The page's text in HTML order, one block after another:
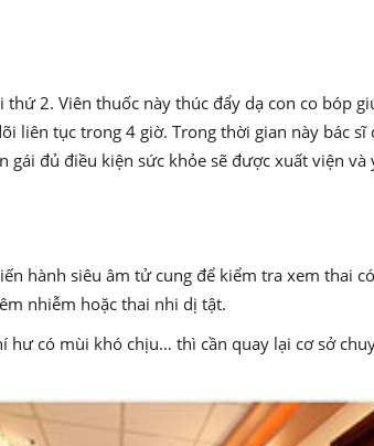
2. Viên thuốc này thúc đẩy dạ con co bóp
liên tục trong 4 giờ. Trong thời gian này bác
đủ điều kiện sức khỏe sẽ được xuất viện và
hành siêu âm tử cung để kiểm tra xem thai
nhiễm hoặc thai nhi dị tật.
có mùi khó chịu… thì cần quay lại cơ sở